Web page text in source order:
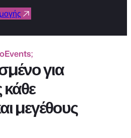
για
μεγέθους